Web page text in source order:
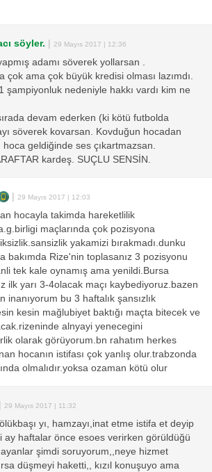
söyler. 29 Mayıs 2017 | 12:36
adamı söverek yollarsan .
çok ama çok büyük kredisi olması lazımdı.
şampiyonluk nedeniyle hakkı vardı kim ne
devam ederken (ki kötü futbolda
söverek kovarsan. Kovduğun hocadan
geldiğinde ses çıkartmazsan.
kardeş. SUÇLU SENSİN.
29 Mayıs 2017 | 12:03
hocayla takimda hareketlilik
maçlarında çok pozisyona
yakamizi bırakmadı.dunku
bakımda Rize'nin toplasanız 3 pozisyonu
tek kale oynamış ama yenildi.Bursa
ilk yarı 3-4olacak maçı kaybediyoruz.bazen
inanıyorum bu 3 haftalık şansızlık
kesin mağlubiyet baktığı maçta bitecek ve
alnyayi yenecegini
olarak görüyorum.bn rahatım herkes
hocanın istifası çok yanlış olur.trabzonda
olmalıdır.yoksa ozaman kötü olur
29 Mayıs 2017 | 11:32
yı, hamzayı,inat etme istifa et deyip
ay haftalar önce esoes verirken görüldüğü
şimdi soruyorum,,neye hizmet
düşmeyi haketti,, kızıl konuşuyo ama